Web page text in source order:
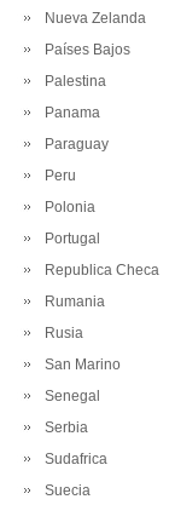
Nueva Zelanda
Países Bajos
Palestina
Panama
Paraguay
Peru
Polonia
Portugal
Republica Checa
Rumania
Rusia
San Marino
Senegal
Serbia
Sudafrica
Suecia